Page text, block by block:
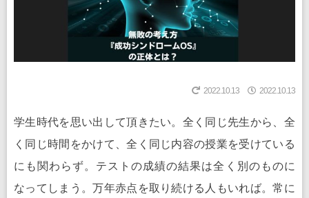
2022.10.13
2022.10.13
学生時代を思い出して頂きたい。全く同じ先生から、全
く同じ時間をかけて、全く同じ内容の授業を受けている
にも関わらず。テストの成績の結果は全く別のものに
なってしまう。万年赤点を取り続ける人もいれば。常に